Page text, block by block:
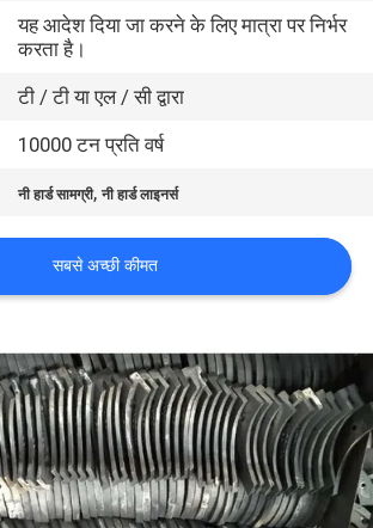
यह आदेश दिया जा करने के लिए मात्रा पर निर्भर
करता है।
टी / टी या एल / सी द्वारा
10000 टन प्रति वर्ष
नी हार्ड सामग्री,नी हार्ड लाइनर्स
सबसे अच्छी कीमत